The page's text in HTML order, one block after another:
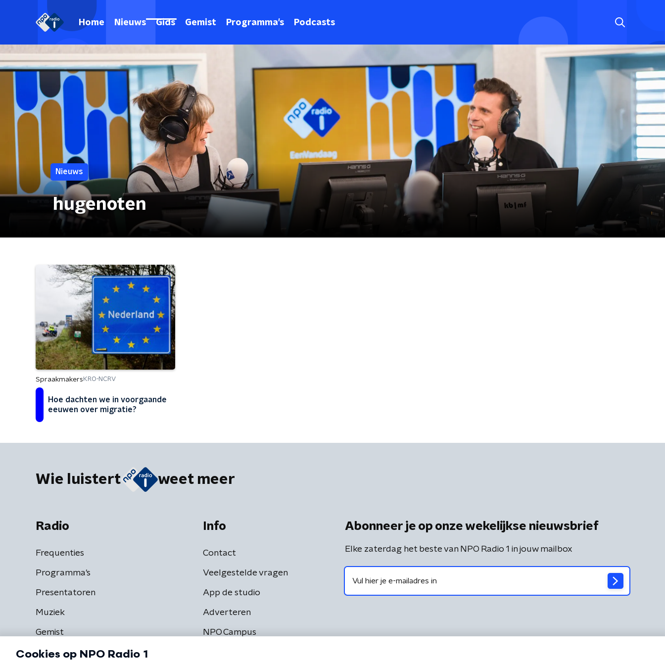
Home Nieuws Gids Gemist Programma's Podcasts
Nieuws
hugenoten
Spraakmakers KRO-NCRV
Hoe dachten we in voorgaande
eeuwen over migratie?
Wie luistert weet meer
Radio
Frequenties
Programma's
Presentatoren
Muziek
Gemist
Info
Contact
Veelgestelde vragen
App de studio
Adverteren
NPO Campus
Abonneer je op onze wekelijkse nieuwsbrief
Elke zaterdag het beste van NPO Radio 1 in jouw mailbox